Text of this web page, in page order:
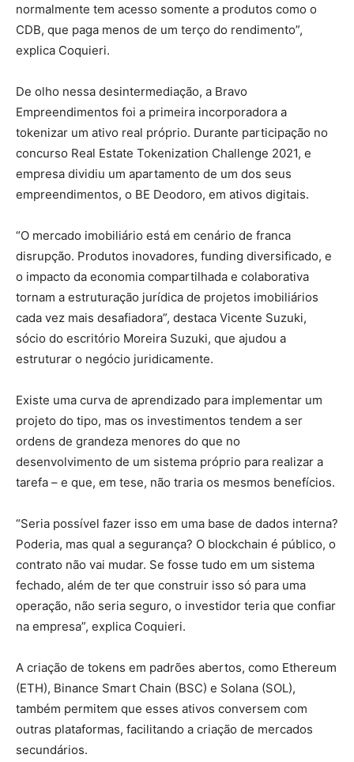
normalmente tem acesso somente a produtos como o
CDB, que paga menos de um terço do rendimento”,
explica Coquieri.
De olho nessa desintermediação, a Bravo
Empreendimentos foi a primeira incorporadora a
tokenizar um ativo real próprio. Durante participação no
concurso Real Estate Tokenization Challenge 2021, e
empresa dividiu um apartamento de um dos seus
empreendimentos, o BE Deodoro, em ativos digitais.
“O mercado imobiliário está em cenário de franca
disrupção. Produtos inovadores, funding diversificado, e
o impacto da economia compartilhada e colaborativa
tornam a estruturação jurídica de projetos imobiliários
cada vez mais desafiadora”, destaca Vicente Suzuki,
sócio do escritório Moreira Suzuki, que ajudou a
estruturar o negócio juridicamente.
Existe uma curva de aprendizado para implementar um
projeto do tipo, mas os investimentos tendem a ser
ordens de grandeza menores do que no
desenvolvimento de um sistema próprio para realizar a
tarefa – e que, em tese, não traria os mesmos benefícios.
“Seria possível fazer isso em uma base de dados interna?
Poderia, mas qual a segurança? O blockchain é público, o
contrato não vai mudar. Se fosse tudo em um sistema
fechado, além de ter que construir isso só para uma
operação, não seria seguro, o investidor teria que confiar
na empresa”, explica Coquieri.
A criação de tokens em padrões abertos, como Ethereum
(ETH), Binance Smart Chain (BSC) e Solana (SOL),
também permitem que esses ativos conversem com
outras plataformas, facilitando a criação de mercados
secundários.